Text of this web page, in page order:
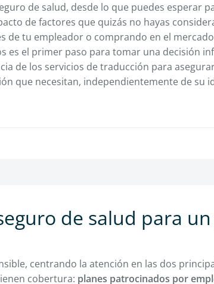
de salud, desde lo que puedes esperar
de factores que quizás no hayas
de tu empleador o comprando en el
es el primer paso para tomar una decisión
de los servicios de traducción para
que necesitan, independientemente de su
de salud para
centrando la atención en las dos
cobertura: planes patrocinados por